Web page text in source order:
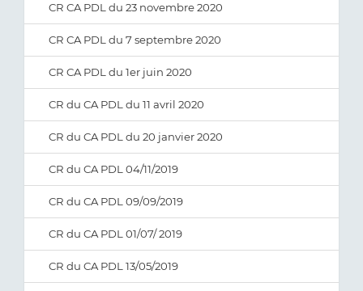
CR CA PDL du 23 novembre 2020
CR CA PDL du 7 septembre 2020
CR CA PDL du 1er juin 2020
CR du CA PDL du 11 avril 2020
CR du CA PDL du 20 janvier 2020
CR du CA PDL 04/11/2019
CR du CA PDL 09/09/2019
CR du CA PDL 01/07/ 2019
CR du CA PDL 13/05/2019